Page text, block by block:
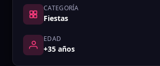
CATEGORÍA
Fiestas
EDAD
+35 años